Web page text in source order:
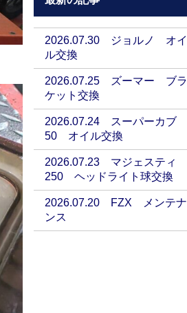
2026.07.30 ジョルノ オイ
ル交換
2026.07.25 ズーマー ブラ
ケット交換
2026.07.24 スーパーカブ
50 オイル交換
2026.07.23 マジェスティ
250 ヘッドライト球交換
2026.07.20 FZX メンテナ
ンス